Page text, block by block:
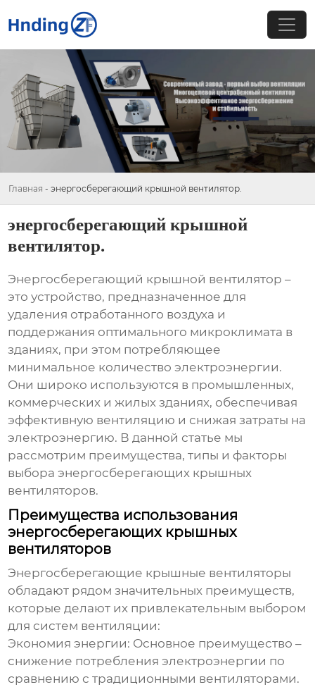
Главная - энергосберегающий крышной вентилятор.
энергосберегающий крышной
вентилятор.
Энергосберегающий крышной вентилятор –
это устройство, предназначенное для
удаления отработанного воздуха и
поддержания оптимального микроклимата в
зданиях, при этом потребляющее
минимальное количество электроэнергии.
Они широко используются в промышленных,
коммерческих и жилых зданиях, обеспечивая
эффективную вентиляцию и снижая затраты на
электроэнергию. В данной статье мы
рассмотрим преимущества, типы и факторы
выбораэнергосберегающих крышных
вентиляторов.
Преимущества использования
энергосберегающих крышных
вентиляторов
Энергосберегающие крышные вентиляторы
обладают рядом значительных преимуществ,
которые делают их привлекательным выбором
для систем вентиляции:
Экономия энергии: Основное преимущество –
снижение потребления электроэнергии по
сравнению с традиционными вентиляторами.